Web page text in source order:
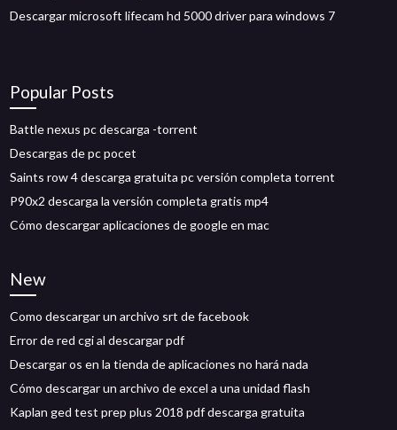
Descargar microsoft lifecam hd 5000 driver para windows 7
Popular Posts
Battle nexus pc descarga -torrent
Descargas de pc pocet
Saints row 4 descarga gratuita pc versión completa torrent
P90x2 descarga la versión completa gratis mp4
Cómo descargar aplicaciones de google en mac
New
Como descargar un archivo srt de facebook
Error de red cgi al descargar pdf
Descargar os en la tienda de aplicaciones no hará nada
Cómo descargar un archivo de excel a una unidad flash
Kaplan ged test prep plus 2018 pdf descarga gratuita